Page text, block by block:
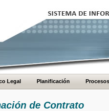
Legal Planificación Procesos
de Contrato